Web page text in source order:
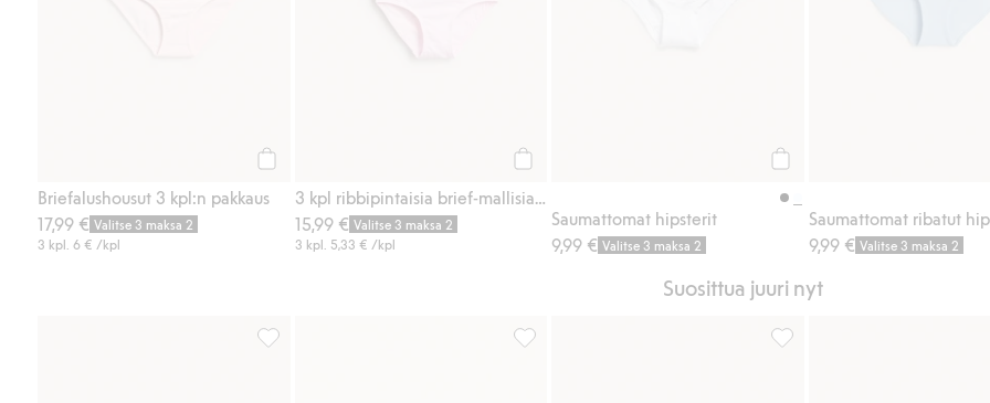
Briefalushousut 3 kpl:n pakkaus
17,99 € Valitse 3 maksa 2
3 kpl. 6 € /kpl
3 kpl ribbipintaisia brief-mallisia alushousuja
15,99 € Valitse 3 maksa 2
3 kpl. 5,33 € /kpl
Saumattomat hipsterit
9,99 € Valitse 3 maksa 2
Saumattomat ribatut
9,99 € Valitse 3 maksa 2
Suosittua juuri nyt